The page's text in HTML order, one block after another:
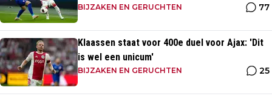
BIJZAKEN EN GERUCHTEN 77
Klaassen staat voor 400e duel voor Ajax: 'Dit
is wel een unicum'
BIJZAKEN EN GERUCHTEN 25